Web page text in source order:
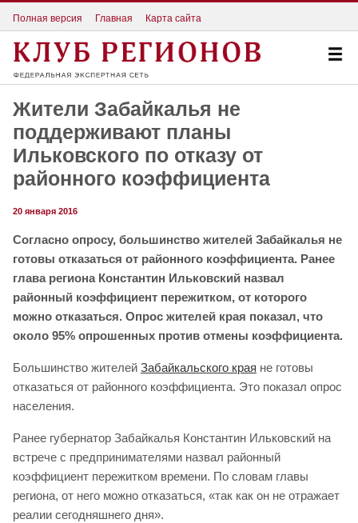
Полная версия Главная Карта сайта
Жители Забайкалья не
поддерживают планы
Ильковского по отказу от
районного коэффициента
20 января 2016
Согласно опросу, большинство жителей Забайкалья не
готовы отказаться от районного коэффициента. Ранее
глава региона Константин Ильковский назвал
районный коэффициент пережитком, от которого
можно отказаться. Опрос жителей края показал, что
около 95% опрошенных против отмены коэффициента.
Большинство жителей Забайкальского края не готовы
отказаться от районного коэффициента. Это показал опрос
населения.
Ранее губернатор Забайкалья Константин Ильковский на
встрече с предпринимателями назвал районный
коэффициент пережитком времени. По словам главы
региона, от него можно отказаться, «так как он не отражает
реалии сегодняшнего дня».